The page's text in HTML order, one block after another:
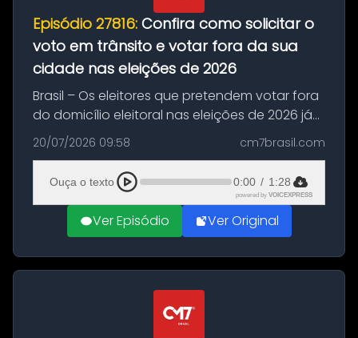
Episódio 27816: Confira como solicitar o
voto em trânsito e votar fora da sua
cidade nas eleições de 2026
Brasil – Os eleitores que pretendem votar fora
do domicílio eleitoral nas eleições de 2026 já
podem solicitar o voto em trânsito a partir
desta segunda-feira (20). O pedido pode ser
feito até 20 de ag...
20/07/2026 09:58 cm7brasil.com
Ouça o texto 0:00 / 1:28
powered by VOICEXPRESS
Ver Episódio Ver Original